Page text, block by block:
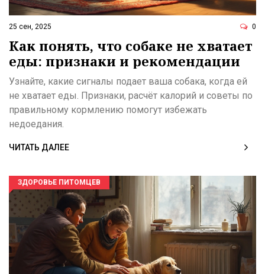
25 сен, 2025 0
Как понять, что собаке не хватает
еды: признаки и рекомендации
Узнайте, какие сигналы подает ваша собака, когда ей
не хватает еды. Признаки, расчёт калорий и советы по
правильному кормлению помогут избежать
недоедания.
ЧИТАТЬ ДАЛЕЕ
ЗДОРОВЬЕ ПИТОМЦЕВ